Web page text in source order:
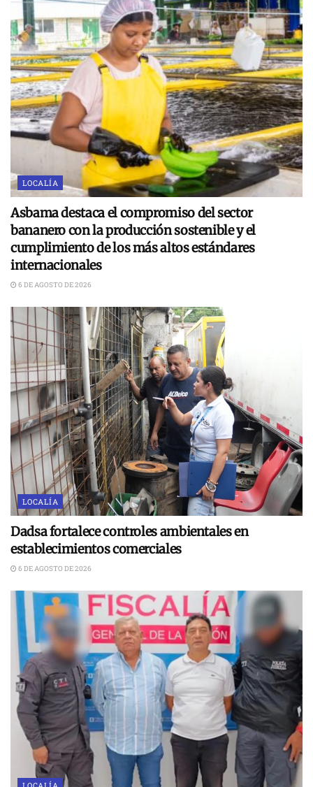
LOCALÍA
Asbama destaca el compromiso del sector
bananero con la producción sostenible y el
cumplimiento de los más altos estándares
internacionales
6 DE AGOSTO DE 2026
LOCALÍA
Dadsa fortalece controles ambientales en
establecimientos comerciales
6 DE AGOSTO DE 2026
LOCALÍA